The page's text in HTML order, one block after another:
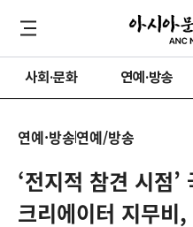
사회·문화 연예·방송
연예·방송연예/방송
‘전지적 참견 시점
크리에이터 지무비